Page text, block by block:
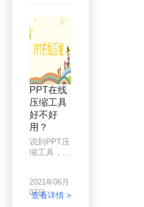
用PPT来报
告和演讲都
是十分常见
的事情。但
是当我们制
作好的PPT
通过微信发
送给同学或
者同事却因
为文件过大
而发送失败
时，我们该
怎么办呢？
如果你的同
在身边，而
你又有u盘
的话，那就
PPT在线
压缩工具
好不好
用？
说到PPT压
缩工具，相
版的吧，在
线版的PPT
2021年06月
07日
查看详情 >